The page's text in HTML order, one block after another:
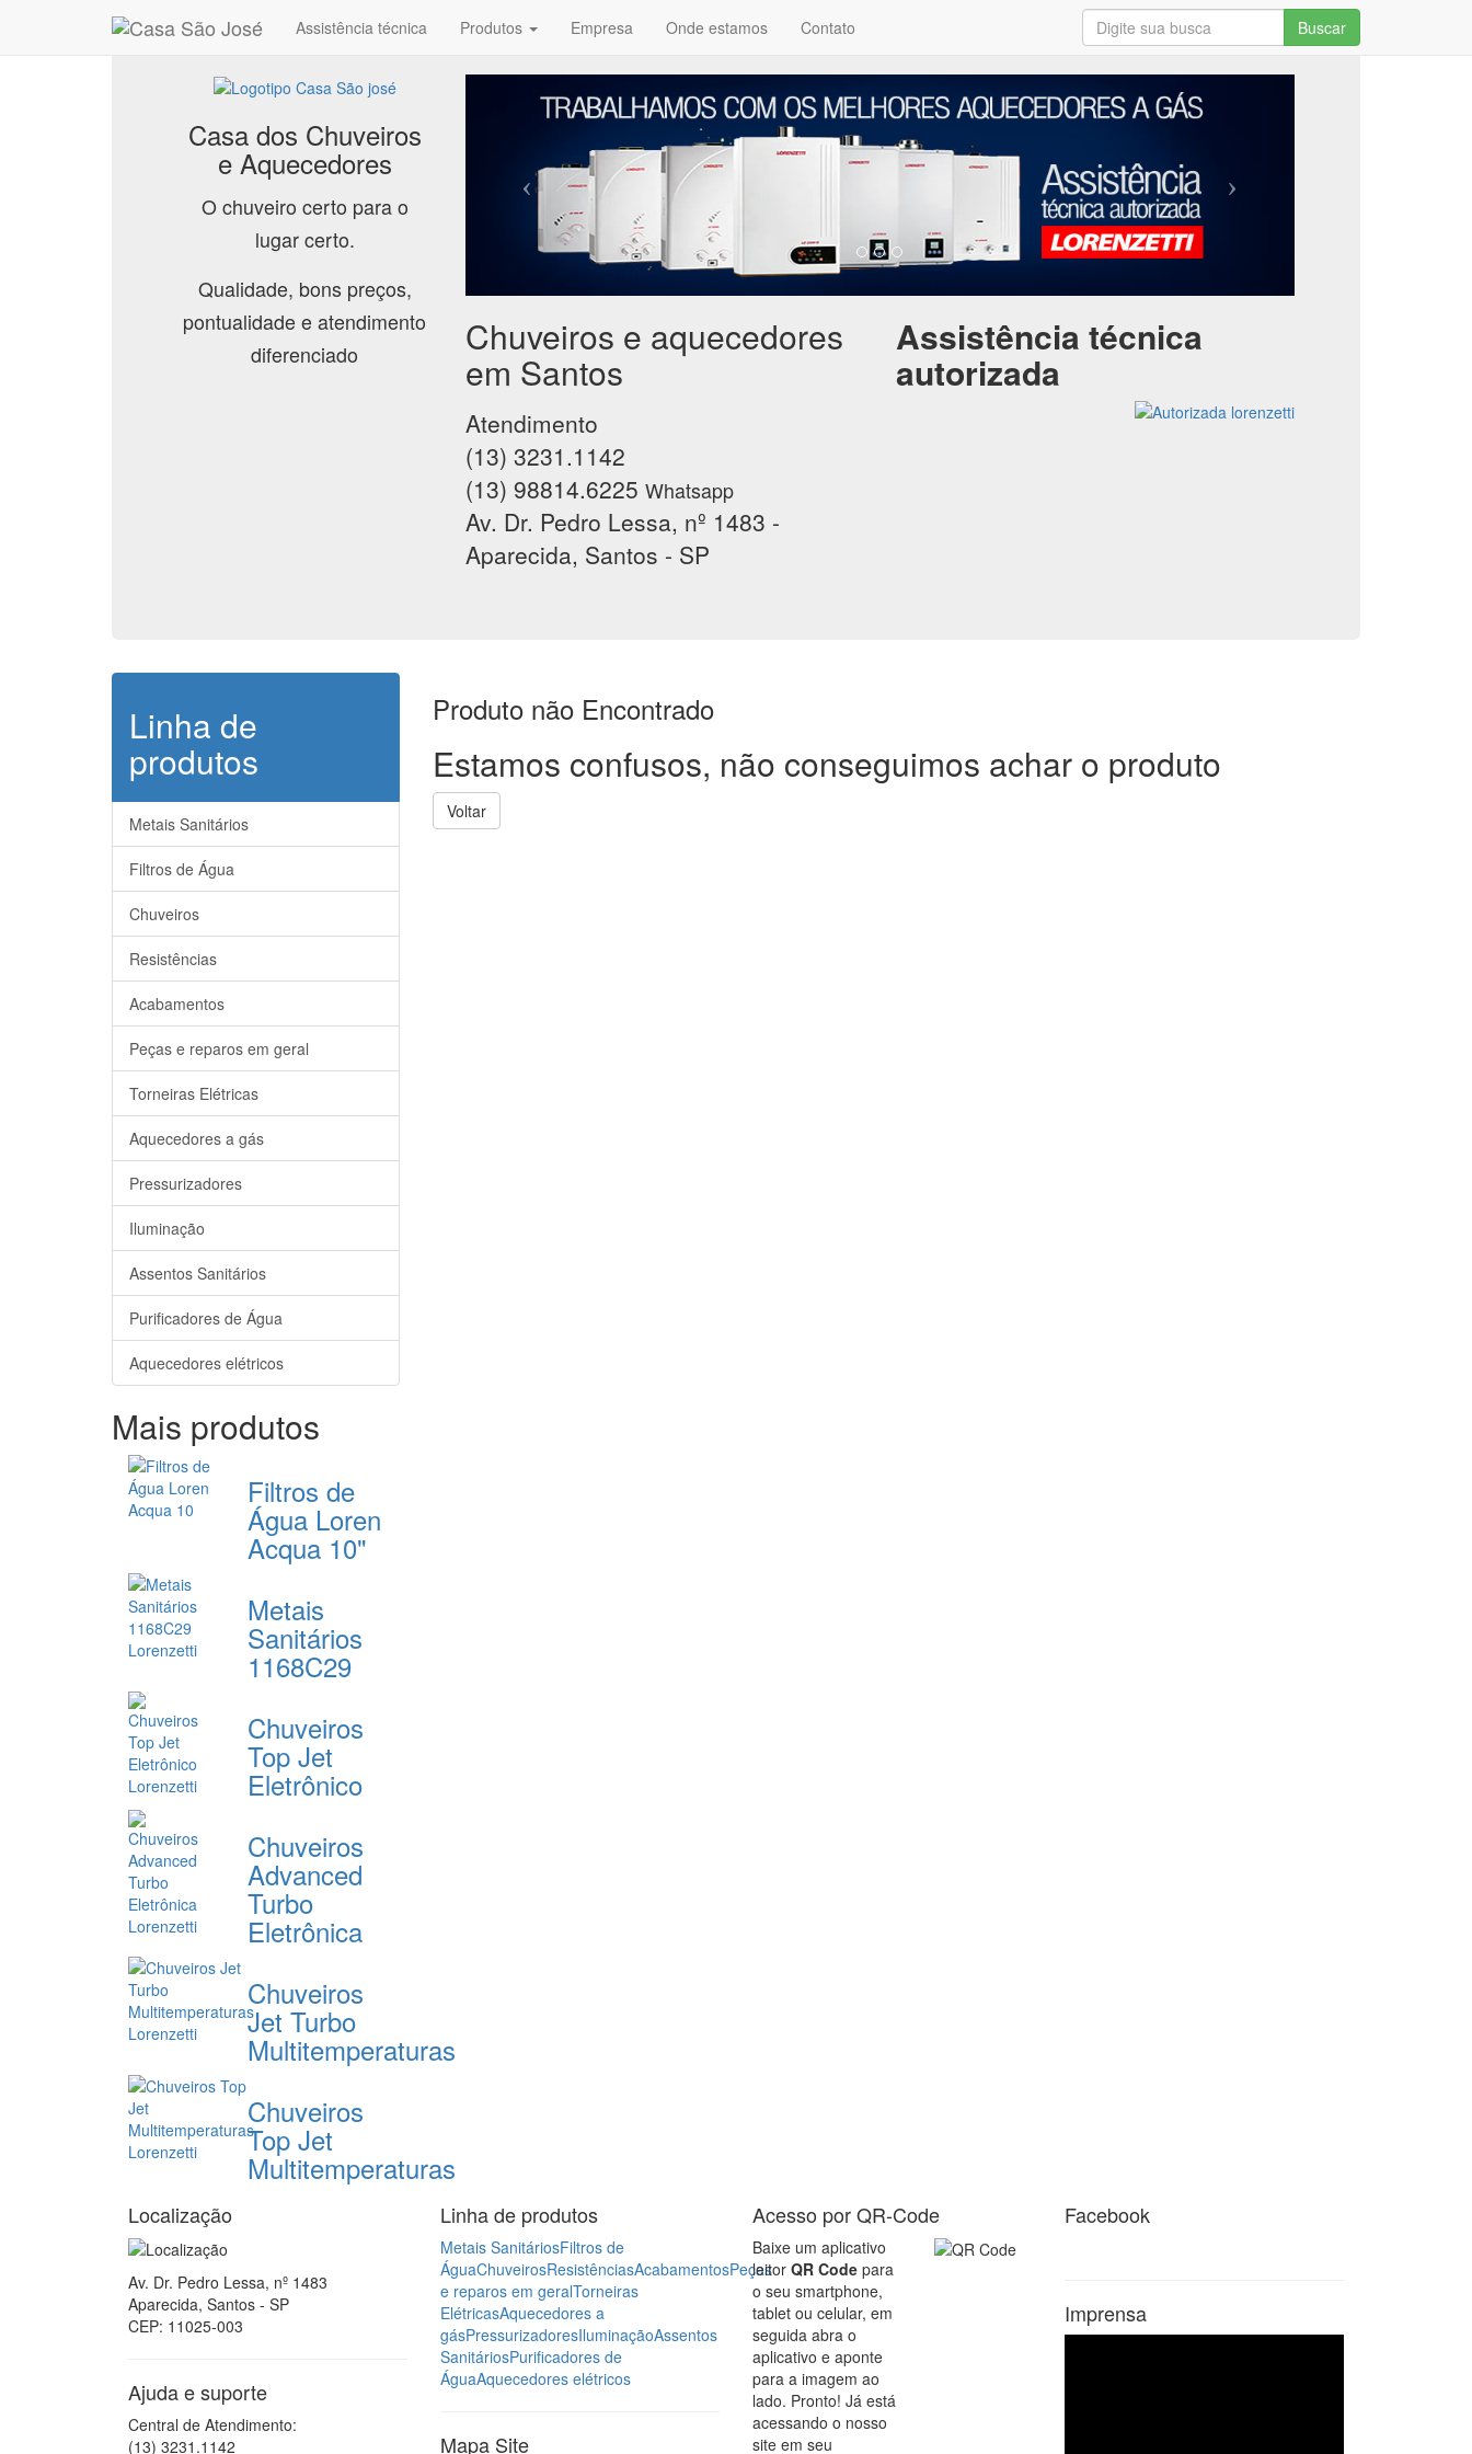
Assistência técnica Produtos Empresa Onde estamos Contato Buscar
Casa dos Chuveiros
e Aquecedores
O chuveiro certo para o
lugar certo.
Qualidade, bons preços,
pontualidade e atendimento
diferenciado
Chuveiros e aquecedores
em Santos
Atendimento
(13) 3231.1142
(13) 98814.6225 Whatsapp
Av. Dr. Pedro Lessa, nº 1483 -
Aparecida, Santos - SP
Assistência técnica
autorizada
Linha de
produtos
Metais Sanitários
Filtros de Água
Chuveiros
Resistências
Acabamentos
Peças e reparos em geral
Torneiras Elétricas
Aquecedores a gás
Pressurizadores
Iluminação
Assentos Sanitários
Purificadores de Água
Aquecedores elétricos
Mais produtos
Filtros de
Água Loren
Acqua 10"
Metais
Sanitários
1168C29
Chuveiros
Top Jet
Eletrônico
Chuveiros
Advanced
Turbo
Eletrônica
Chuveiros
Jet Turbo
Multitemperaturas
Chuveiros
Top Jet
Multitemperaturas
Produto não Encontrado
Estamos confusos, não conseguimos achar o produto
Voltar
Localização
Av. Dr. Pedro Lessa, nº 1483
Aparecida, Santos - SP
CEP: 11025-003
Ajuda e suporte
Central de Atendimento:
(13) 3231.1142
Linha de produtos
Metais SanitáriosFiltros de
ÁguaChuveirosResistênciasAcabamentosPeças
e reparos em geralTorneiras
ElétricasAquecedores a
gásPressurizadoresIluminaçãoAssentos
SanitáriosPurificadores de
ÁguaAquecedores elétricos
Mapa Site
Acesso por QR-Code
Baixe um aplicativo
leitor QR Code para
o seu smartphone,
tablet ou celular, em
seguida abra o
aplicativo e aponte
para a imagem ao
lado. Pronto! Já está
acessando o nosso
site em seu
Facebook
Imprensa